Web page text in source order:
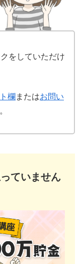
をしていただけ
欄 またはお問い
ていません